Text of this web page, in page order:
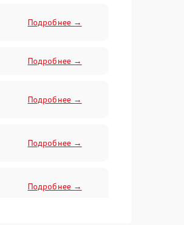
Подробнее →
Подробнее →
Подробнее →
Подробнее →
Подробнее →